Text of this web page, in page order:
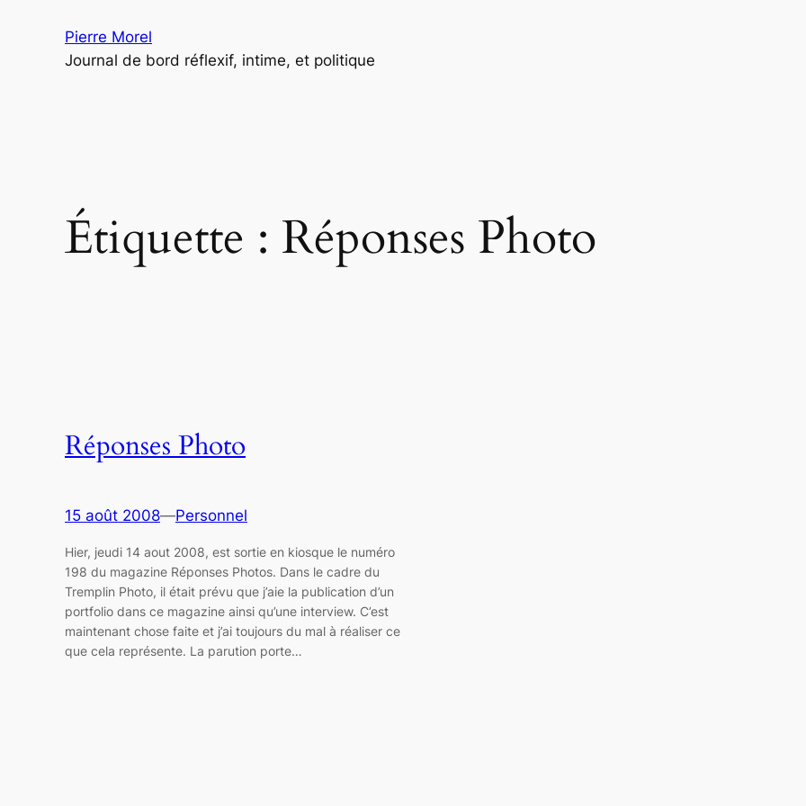
Pierre Morel
Journal de bord réflexif, intime, et politique
Étiquette : Réponses Photo
Réponses Photo
15 août 2008—Personnel
Hier, jeudi 14 aout 2008, est sortie en kiosque le numéro
198 du magazine Réponses Photos. Dans le cadre du
Tremplin Photo, il était prévu que j’aie la publication d’un
portfolio dans ce magazine ainsi qu’une interview. C’est
maintenant chose faite et j’ai toujours du mal à réaliser ce
que cela représente. La parution porte…